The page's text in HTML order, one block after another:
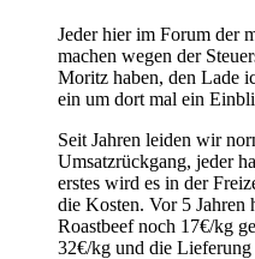
Jeder hier im Forum der
machen wegen der
Moritz haben, den Lade
ein um dort mal ein
Seit Jahren leiden wir
Umsatzrückgang, jeder
erstes wird es in der
die Kosten. Vor 5 Jahren
Roastbeef noch 17€/kg
32€/kg und die